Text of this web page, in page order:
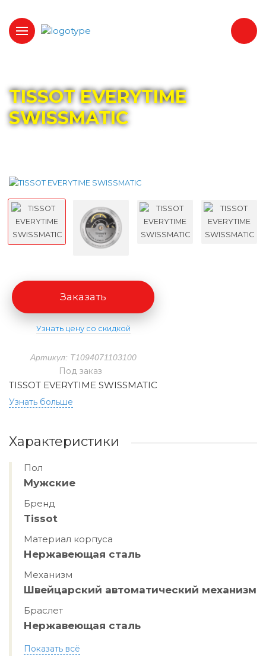
TISSOT EVERYTIME
SWISSMATIC
Артикул: T1094071103100
Под заказ
TISSOT EVERYTIME SWISSMATIC
Узнать больше
Заказать
Узнать цену со скидкой
Характеристики
Пол
Мужские
Бренд
Tissot
Материал корпуса
Нержавеющая сталь
Механизм
Швейцарский автоматический механизм
Браслет
Нержавеющая сталь
Показать всё